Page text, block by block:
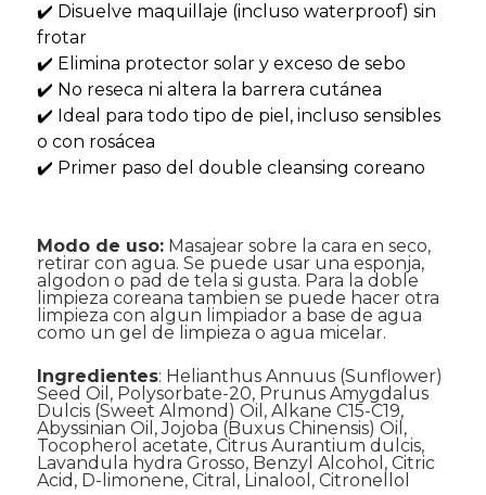
✔️ Disuelve maquillaje (incluso waterproof) sin
frotar
✔️ Elimina protector solar y exceso de sebo
✔️ No reseca ni altera la barrera cutánea
✔️ Ideal para todo tipo de piel, incluso sensibles
o con rosácea
✔️ Primer paso del double cleansing coreano
Modo de uso:Masajear sobre la cara en seco,
retirar con agua. Se puede usar una esponja,
algodon o pad de tela si gusta. Para la doble
limpieza coreana tambien se puede hacer otra
limpieza con algun limpiador a base de agua
como un gel de limpieza o agua micelar.
Ingredientes: Helianthus Annuus (Sunflower)
Seed Oil, Polysorbate-20, Prunus Amygdalus
Dulcis (Sweet Almond) Oil, Alkane C15-C19,
Abyssinian Oil, Jojoba (Buxus Chinensis) Oil,
Tocopherol acetate, Citrus Aurantium dulcis,
Lavandula hydra Grosso, Benzyl Alcohol, Citric
Acid, D-limonene, Citral, Linalool, Citronellol